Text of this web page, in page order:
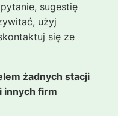
sugestię
użyj
się ze
żadnych stacji
innych firm